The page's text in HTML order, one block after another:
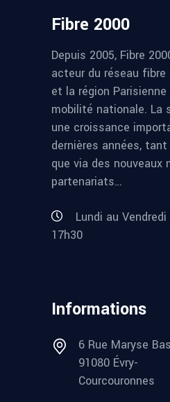
Fibre 2000
Depuis 2005, Fibre
acteur du réseau
et la région Parisienne
mobilité nationale. La
une croissance
dernières années,
que via des nouveaux
partenariats…
Lundi au
17h30
Informations
6 Rue Maryse
91080 Évry-
Courcouronnes